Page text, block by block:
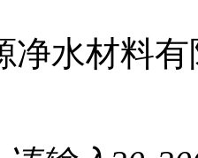
净水材料